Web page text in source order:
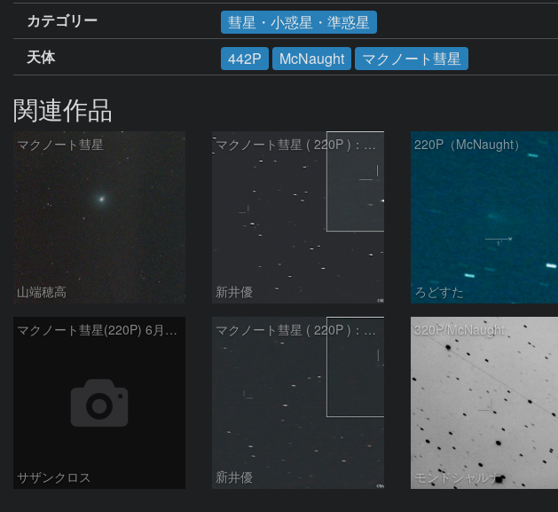
カテゴリー
彗星・小惑星・準惑星
天体
442P McNaught マクノート彗星
関連作品
マクノート彗星
山端穂高
マクノート彗星 ( 220P )：2026/07/27
新井優
220P（McNaught）
ろどすた
マクノート彗星(220P) 6月8日 Seestar50
サザンクロス
マクノート彗星 ( 220P )：2026/07/20
新井優
320P/McNaught
モンドシャルナ